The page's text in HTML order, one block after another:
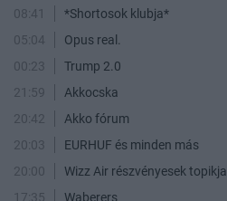
08:41
*Shortosok klubja*
05:04
Opus real.
00:23
Trump 2.0
21:59
Akkocska
20:42
Akko fórum
20:03
EURHUF és minden más
20:00
Wizz Air részvényesek topikja
17:35
Waberers